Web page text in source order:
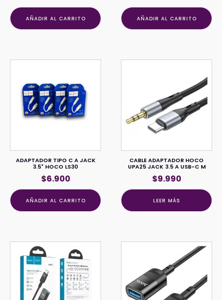
AÑADIR AL CARRITO AÑADIR AL CARRITO
ADAPTADOR TIPO C A JACK
3.5" HOCO LS30
$6.900
AÑADIR AL CARRITO
CABLE ADAPTADOR HOCO
UPA25 JACK 3.5 A USB-C M
$9.990
LEER MÁS